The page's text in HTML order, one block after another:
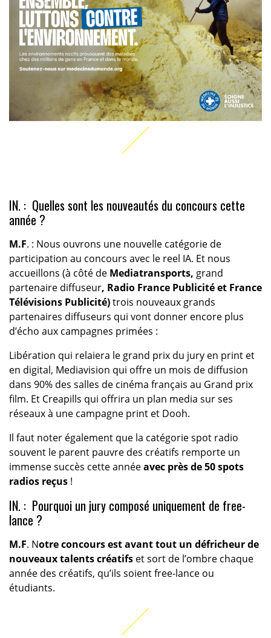
IN. : Quelles sont les nouveautés du concours cette
année ?
M.F. : Nous ouvrons une nouvelle catégorie de
participation au concours avec le reel IA. Et nous
accueillons (à côté deMediatransports, grand
partenaire diffuseur, Radio France Publicité et France
Télévisions Publicité)trois nouveaux grands
partenaires diffuseurs qui vont donner encore plus
d’écho aux campagnes primées :
Libération qui relaiera le grand prix du jury en print et
en digital, Mediavision qui offre un mois de diffusion
dans 90% des salles de cinéma français au Grand prix
film. Et Creapills qui offrira un plan media sur ses
réseaux à une campagne print et Dooh.
Il faut noter également que la catégorie spot radio
souvent le parent pauvre des créatifs remporte un
immense succès cette annéeavec près de 50 spots
radios reçus!
IN. : Pourquoi un jury composé uniquement de free-
lance ?
M.F. Notre concours est avant tout un défricheur de
nouveaux talents créatifs et sort de l’ombre chaque
année des créatifs, qu’ils soient free-lance ou
étudiants.